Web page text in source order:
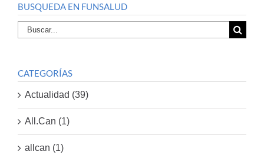
BUSQUEDA EN FUNSALUD
Buscar
por:
CATEGORÍAS
Actualidad (39)
All.Can (1)
allcan (1)